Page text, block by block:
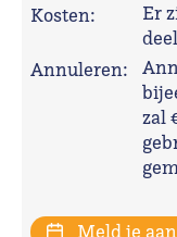
Kosten:
Er
Annuleren:
zal
Meld je aan